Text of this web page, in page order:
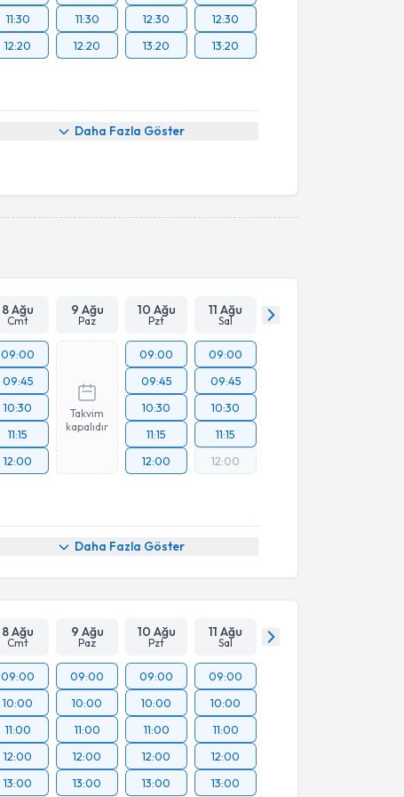
11:30
12:20
11:30
12:20
12:30
13:20
12:30
13:20
Daha Fazla Göster
8 Ağu
Cmt
9 Ağu
Paz
10 Ağu
Pzt
11 Ağu
Sal
09:00
09:45
10:30
11:15
12:00
Takvim
kapalıdır
09:00
09:45
10:30
11:15
12:00
09:00
09:45
10:30
11:15
12:00
Daha Fazla Göster
8 Ağu
Cmt
9 Ağu
Paz
10 Ağu
Pzt
11 Ağu
Sal
09:00
10:00
11:00
12:00
13:00
09:00
10:00
11:00
12:00
13:00
09:00
10:00
11:00
12:00
13:00
09:00
10:00
11:00
12:00
13:00